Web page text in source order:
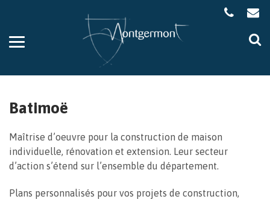
Aller
la
Batimoë
Maîtrise d’oeuvre pour la construction de maison
individuelle, rénovation et extension. Leur secteur
d’action s’étend sur l’ensemble du département.
Plans personnalisés pour vos projets de construction,